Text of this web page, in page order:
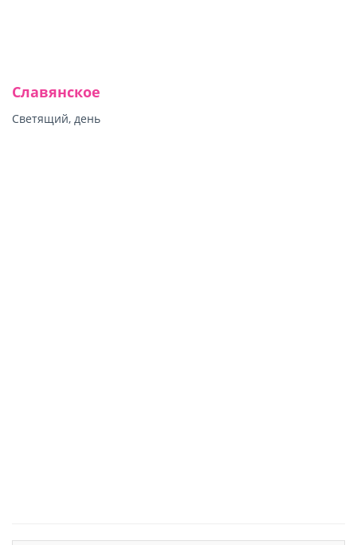
Славянское
Светящий, день